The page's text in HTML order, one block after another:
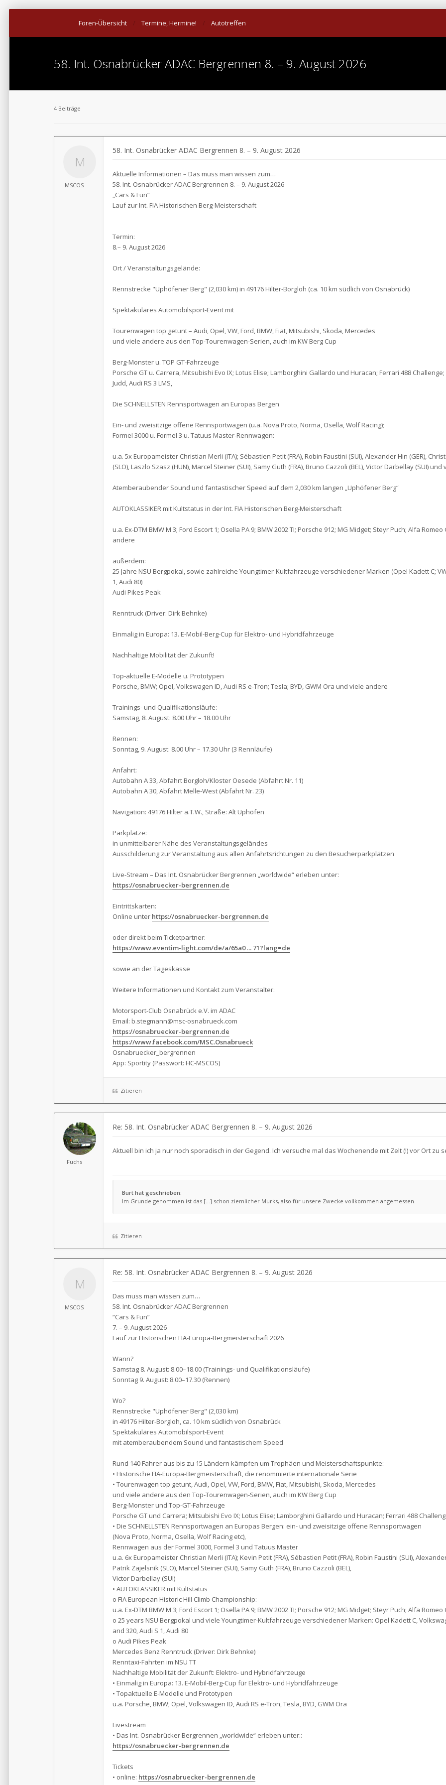
Foren-Übersicht Termine, Hermine! Autotreffen
58. Int. Osnabrücker ADAC Bergrennen 8. – 9. August 2026
4 Beiträge
MSCOS
58. Int. Osnabrücker ADAC Bergrennen 8. – 9. August 2026
Aktuelle Informationen – Das muss man wissen zum…
58. Int. Osnabrücker ADAC Bergrennen 8. – 9. August 2026
„Cars & Fun“
Lauf zur Int. FIA Historischen Berg-Meisterschaft
Termin:
8.– 9. August 2026
Ort / Veranstaltungsgelände:
Rennstrecke "Uphöfener Berg" (2,030 km) in 49176 Hilter-Borgloh (ca. 10 km südlich von Osnabrück)
Spektakuläres Automobilsport-Event mit
Tourenwagen top getunt – Audi, Opel, VW, Ford, BMW, Fiat, Mitsubishi, Skoda, Mercedes
und viele andere aus den Top-Tourenwagen-Serien, auch im KW Berg Cup
Berg-Monster u. TOP GT-Fahrzeuge
Porsche GT u. Carrera, Mitsubishi Evo IX; Lotus Elise; Lamborghini Gallardo und Huracan; Ferrari 488
Judd, Audi RS 3 LMS,
Die SCHNELLSTEN Rennsportwagen an Europas Bergen
Ein- und zweisitzige offene Rennsportwagen (u.a. Nova Proto, Norma, Osella, Wolf Racing);
Formel 3000 u. Formel 3 u. Tatuus Master-Rennwagen:
u.a. 5x Europameister Christian Merli (ITA); Sébastien Petit (FRA), Robin Faustini (SUI), Alexander Hin (GER),
(SLO), Laszlo Szasz (HUN), Marcel Steiner (SUI), Samy Guth (FRA), Bruno Cazzoli (BEL), Victor Darbellay (SUI)
Atemberaubender Sound und fantastischer Speed auf dem 2,030 km langen „Uphöfener Berg“
AUTOKLASSIKER mit Kultstatus in der Int. FIA Historischen Berg-Meisterschaft
u.a. Ex-DTM BMW M 3; Ford Escort 1; Osella PA 9; BMW 2002 TI; Porsche 912; MG Midget; Steyr Puch; Alfa
andere
außerdem:
25 Jahre NSU Bergpokal, sowie zahlreiche Youngtimer-Kultfahrzeuge verschiedener Marken (Opel Kadett C; VW
1, Audi 80)
Audi Pikes Peak
Renntruck (Driver: Dirk Behnke)
Einmalig in Europa: 13. E-Mobil-Berg-Cup für Elektro- und Hybridfahrzeuge
Nachhaltige Mobilität der Zukunft!
Top-aktuelle E-Modelle u. Prototypen
Porsche, BMW; Opel, Volkswagen ID, Audi RS e-Tron; Tesla; BYD, GWM Ora und viele andere
Trainings- und Qualifikationsläufe:
Samstag, 8. August: 8.00 Uhr – 18.00 Uhr
Rennen:
Sonntag, 9. August: 8.00 Uhr – 17.30 Uhr (3 Rennläufe)
Anfahrt:
Autobahn A 33, Abfahrt Borgloh/Kloster Oesede (Abfahrt Nr. 11)
Autobahn A 30, Abfahrt Melle-West (Abfahrt Nr. 23)
Navigation: 49176 Hilter a.T.W., Straße: Alt Uphöfen
Parkplätze:
in unmittelbarer Nähe des Veranstaltungsgeländes
Ausschilderung zur Veranstaltung aus allen Anfahrtsrichtungen zu den Besucherparkplätzen
Live-Stream – Das Int. Osnabrücker Bergrennen „worldwide“ erleben unter:
https://osnabruecker-bergrennen.de
Eintrittskarten:
Online unter https://osnabruecker-bergrennen.de
oder direkt beim Ticketpartner:
https://www.eventim-light.com/de/a/65a0 ... 71?lang=de
sowie an der Tageskasse
Weitere Informationen und Kontakt zum Veranstalter:
Motorsport-Club Osnabrück e.V. im ADAC
Email: b.stegmann@msc-osnabrueck.com
https://osnabruecker-bergrennen.de
https://www.facebook.com/MSC.Osnabrueck
Osnabruecker_bergrennen
App: Sportity (Passwort: HC-MSCOS)
Zitieren
Fuchs
Re: 58. Int. Osnabrücker ADAC Bergrennen 8. – 9. August 2026
Aktuell bin ich ja nur noch sporadisch in der Gegend. Ich versuche mal das Wochenende mit Zelt (!) vor Ort zu
Burt hat geschrieben:
Im Grunde genommen ist das [...] schon ziemlicher Murks, also für unsere Zwecke vollkommen angemessen.
Zitieren
MSCOS
Re: 58. Int. Osnabrücker ADAC Bergrennen 8. – 9. August 2026
Das muss man wissen zum…
58. Int. Osnabrücker ADAC Bergrennen
“Cars & Fun”
7. – 9. August 2026
Lauf zur Historischen FIA-Europa-Bergmeisterschaft 2026
Wann?
Samstag 8. August: 8.00–18.00 (Trainings- und Qualifikationsläufe)
Sonntag 9. August: 8.00–17.30 (Rennen)
Wo?
Rennstrecke "Uphöfener Berg" (2,030 km)
in 49176 Hilter-Borgloh, ca. 10 km südlich von Osnabrück
Spektakuläres Automobilsport-Event
mit atemberaubendem Sound und fantastischem Speed
Rund 140 Fahrer aus bis zu 15 Ländern kämpfen um Trophäen und Meisterschaftspunkte:
• Historische FIA-Europa-Bergmeisterschaft, die renommierte internationale Serie
• Tourenwagen top getunt, Audi, Opel, VW, Ford, BMW, Fiat, Mitsubishi, Skoda, Mercedes
und viele andere aus den Top-Tourenwagen-Serien, auch im KW Berg Cup
Berg-Monster und Top-GT-Fahrzeuge
Porsche GT und Carrera; Mitsubishi Evo IX; Lotus Elise; Lamborghini Gallardo und Huracan; Ferrari 488
• Die SCHNELLSTEN Rennsportwagen an Europas Bergen: ein- und zweisitzige offene Rennsportwagen
(Nova Proto, Norma, Osella, Wolf Racing etc),
Rennwagen aus der Formel 3000, Formel 3 und Tatuus Master
u.a. 6x Europameister Christian Merli (ITA); Kevin Petit (FRA), Sébastien Petit (FRA), Robin Faustini (SUI),
Patrik Zajelsnik (SLO), Marcel Steiner (SUI), Samy Guth (FRA), Bruno Cazzoli (BEL),
Victor Darbellay (SUI)
• AUTOKLASSIKER mit Kultstatus
o FIA European Historic Hill Climb Championship:
u.a. Ex-DTM BMW M 3; Ford Escort 1; Osella PA 9; BMW 2002 TI; Porsche 912; MG Midget; Steyr Puch; Alfa
o 25 years NSU Bergpokal und viele Youngtimer-Kultfahrzeuge verschiedener Marken: Opel Kadett C,
and 320, Audi S 1, Audi 80
o Audi Pikes Peak
Mercedes Benz Renntruck (Driver: Dirk Behnke)
Renntaxi-Fahrten im NSU TT
Nachhaltige Mobilität der Zukunft: Elektro- und Hybridfahrzeuge
• Einmalig in Europa: 13. E-Mobil-Berg-Cup für Elektro- und Hybridfahrzeuge
• Topaktuelle E-Modelle und Prototypen
u.a. Porsche, BMW; Opel, Volkswagen ID, Audi RS e-Tron, Tesla, BYD, GWM Ora
Livestream
• Das Int. Osnabrücker Bergrennen „worldwide“ erleben unter::
https://osnabruecker-bergrennen.de
Tickets
• online: https://osnabruecker-bergrennen.de